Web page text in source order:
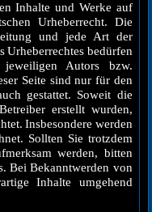
Inhalte und Werke auf
Urheberrecht. Die
und jede Art der
Urheberrechtes bedürfen
Autors bzw.
Seite sind nur für den
gestattet. Soweit die
erstellt wurden,
Insbesondere werden
Sollten Sie trotzdem
werden, bitten
Bei Bekanntwerden von
Inhalte umgehend